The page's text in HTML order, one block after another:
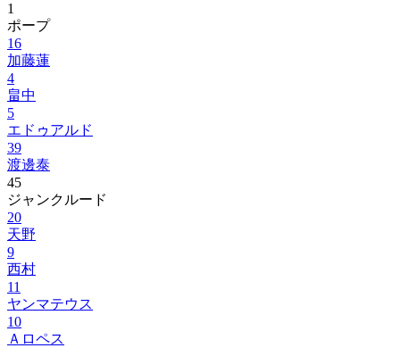
1
ポープ
16
加藤蓮
4
畠中
5
エドゥアルド
39
渡邊泰
45
ジャンクルード
20
天野
9
西村
11
ヤンマテウス
10
Ａロペス